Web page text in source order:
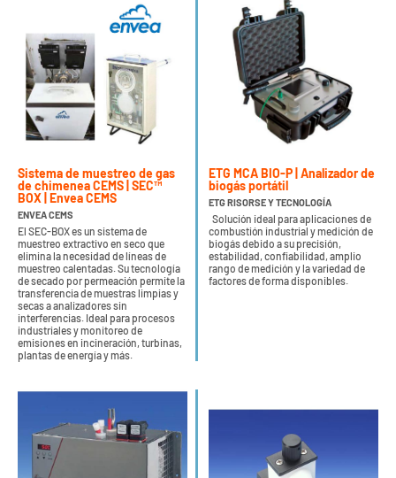
Sistema de muestreo de gas
de chimenea CEMS | SEC™
BOX | Envea CEMS
ENVEA CEMS
El SEC-BOX es un sistema de
muestreo extractivo en seco que
elimina la necesidad de líneas de
muestreo calentadas. Su tecnología
de secado por permeación permite la
transferencia de muestras limpias y
secas a analizadores sin
interferencias. Ideal para procesos
industriales y monitoreo de
emisiones en incineración, turbinas,
plantas de energía y más.
ETG MCA BIO-P | Analizador de
biogás portátil
ETG RISORSE Y TECNOLOGÍA
Solución ideal para aplicaciones de
combustión industrial y medición de
biogás debido a su precisión,
estabilidad, confiabilidad, amplio
rango de medición y la variedad de
factores de forma disponibles.